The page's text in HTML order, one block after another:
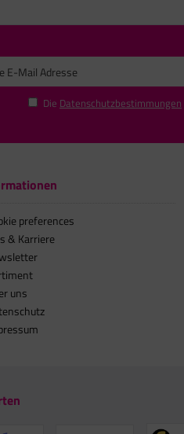
Die Datenschutzbestimmungen
preferences
& Karriere
uns